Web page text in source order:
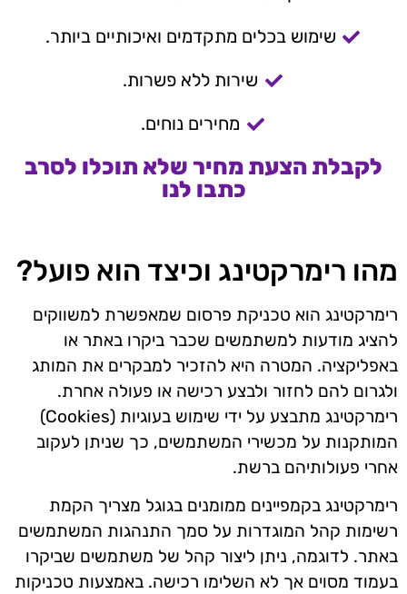
שימוש בכלים מתקדמים ואיכותיים ביותר.
שירות ללא פשרות.
מחירים נוחים.
לקבלת הצעת מחיר שלא תוכלו לסרב
כתבו לנו
מהו רימרקטינג וכיצד הוא פועל?
רימרקטינג הוא טכניקת פרסום שמאפשרת למשווקים
להציג מודעות למשתמשים שכבר ביקרו באתר או
באפליקציה. המטרה היא להזכיר למבקרים את המותג
ולגרום להם לחזור ולבצע רכישה או פעולה אחרת.
רימרקטינג מתבצע על ידי שימוש בעוגיות (Cookies)
המותקנות על מכשירי המשתמשים, כך שניתן לעקוב
אחרי פעולותיהם ברשת.
רימרקטינג בקמפיינים ממומנים בגוגל מצריך הקמת
רשימות קהל המוגדרות על סמך התנהגות המשתמשים
באתר. לדוגמה, ניתן ליצור קהל של משתמשים שביקרו
בעמוד מסוים אך לא השלימו רכישה. באמצעות טכניקות